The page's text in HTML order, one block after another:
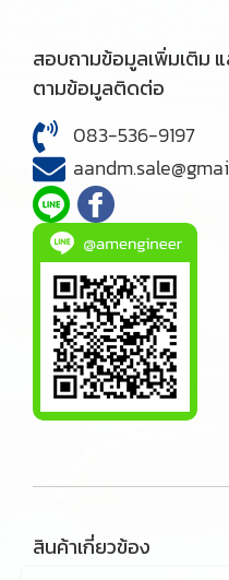
สอบถามข้อมูลเพิ่มเติม แ
ตามข้อมูลติดต่อ
083-536-9197
สินค้าเกี่ยวข้อง